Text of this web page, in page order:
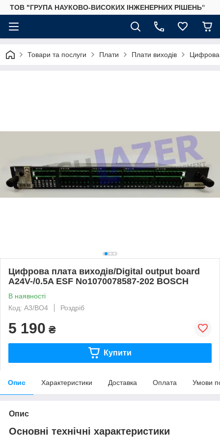
ТОВ "ГРУПА НАУКОВО-ВИСОКИХ ІНЖЕНЕРНИХ РІШЕНЬ"
Товари та послуги Плати Плати виходів Цифрова
Цифрова плата виходів/Digital output board
A24V-/0.5A ESF No1070078587-202 BOSCH
В наявності
Код: А3/ВО4
Роздріб
5 190 ₴
Купити
Опис Характеристики Доставка Оплата Умови
Опис
Основні технічні характеристики